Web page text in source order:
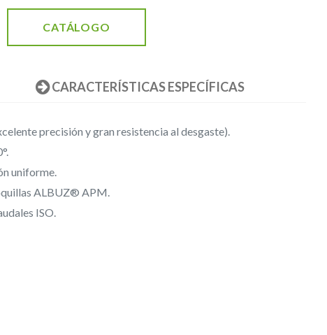
CATÁLOGO
CARACTERÍSTICAS ESPECÍFICAS
precisión y gran resistencia al desgaste).
uniforme.
ALBUZ® APM.
ISO.